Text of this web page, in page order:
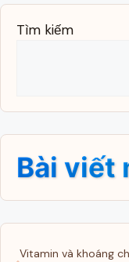
Tìm kiếm
Bài viết
Vitamin và khoáng